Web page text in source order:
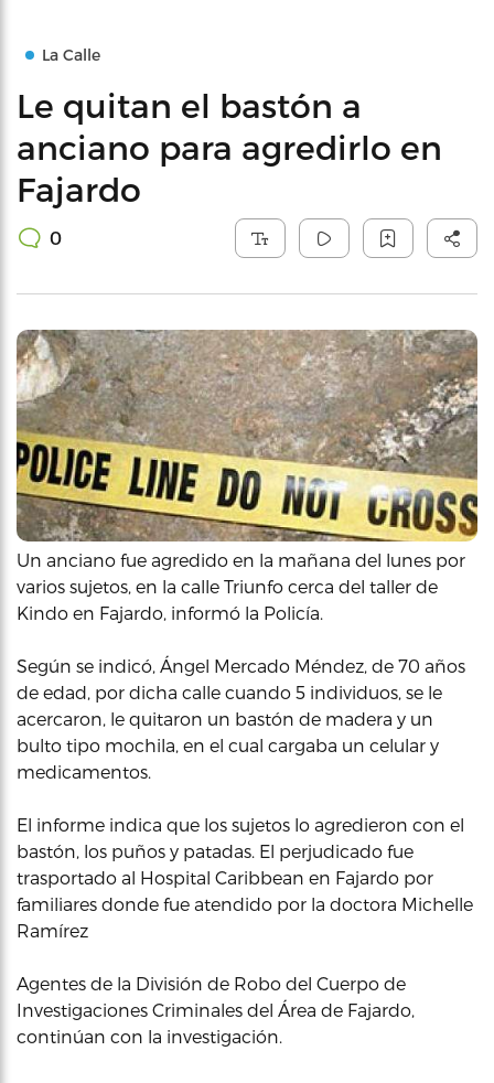
La Calle
Le quitan el bastón a
anciano para agredirlo en
Fajardo
0
Un anciano fue agredido en la mañana del lunes por
varios sujetos, en la calle Triunfo cerca del taller de
Kindo en Fajardo, informó la Policía.
Según se indicó, Ángel Mercado Méndez, de 70 años
de edad, por dicha calle cuando 5 individuos, se le
acercaron, le quitaron un bastón de madera y un
bulto tipo mochila, en el cual cargaba un celular y
medicamentos.
El informe indica que los sujetos lo agredieron con el
bastón, los puños y patadas. El perjudicado fue
trasportado al Hospital Caribbean en Fajardo por
familiares donde fue atendido por la doctora Michelle
Ramírez
Agentes de la División de Robo del Cuerpo de
Investigaciones Criminales del Área de Fajardo,
continúan con la investigación.